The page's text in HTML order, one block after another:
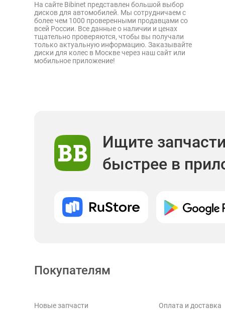
На сайте Bibinet представлен большой выбор
дисков для автомобилей. Мы сотрудничаем с
более чем 1000 проверенными продавцами со
всей России. Все данные о наличии и ценах
тщательно проверяются, чтобы вы получали
только актуальную информацию. Заказывайте
диски для колес в Москве через наш сайт или
мобильное приложение!
Ищите
быстрее в
Покупателям
Новые запчасти Оплата и доставка